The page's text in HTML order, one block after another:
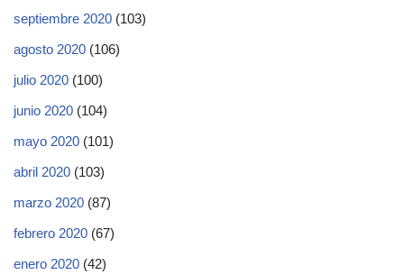
septiembre 2020 (103)
agosto 2020 (106)
julio 2020 (100)
junio 2020 (104)
mayo 2020 (101)
abril 2020 (103)
marzo 2020 (87)
febrero 2020 (67)
enero 2020 (42)